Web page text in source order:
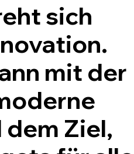
sich
mit der
dem Ziel,